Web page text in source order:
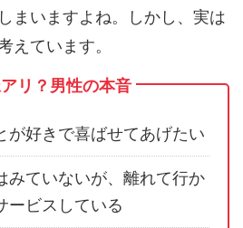
まいますよね。しかし、実は
えています。
リ？男性の本音
が好きで喜ばせてあげたい
みていないが、離れて行か
ービスしている